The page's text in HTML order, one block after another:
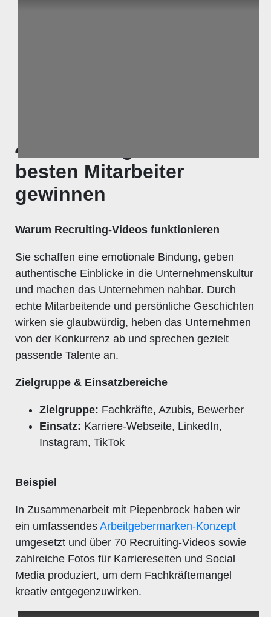
4. Recruiting-Videos – Die
besten Mitarbeiter
gewinnen
Warum Recruiting-Videos funktionieren
Sie schaffen eine emotionale Bindung, geben
authentische Einblicke in die Unternehmenskultur
und machen das Unternehmen nahbar. Durch
echte Mitarbeitende und persönliche Geschichten
wirken sie glaubwürdig, heben das Unternehmen
von der Konkurrenz ab und sprechen gezielt
passende Talente an.
Zielgruppe & Einsatzbereiche
Zielgruppe: Fachkräfte, Azubis, Bewerber
Einsatz: Karriere-Webseite, LinkedIn,
Instagram, TikTok
Beispiel
In Zusammenarbeit mit Piepenbrock haben wir
ein umfassendes Arbeitgebermarken-Konzept
umgesetzt und über 70 Recruiting-Videos sowie
zahlreiche Fotos für Karriereseiten und Social
Media produziert, um dem Fachkräftemangel
kreativ entgegenzuwirken.